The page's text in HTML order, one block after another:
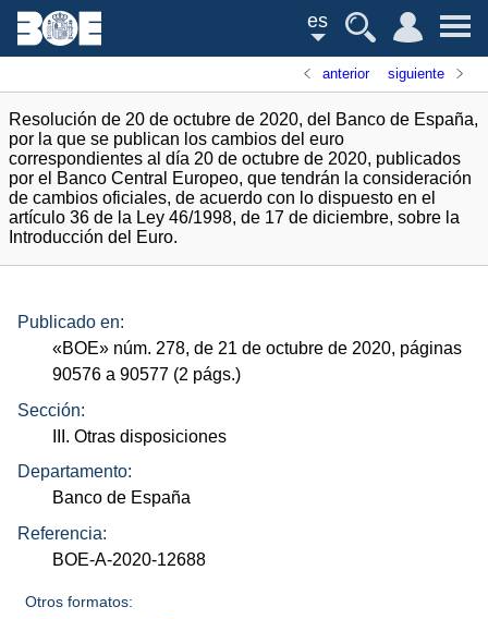
es
anterior siguiente
Resolución de 20 de octubre de 2020, del Banco de España,
por la que se publican los cambios del euro
correspondientes al día 20 de octubre de 2020, publicados
por el Banco Central Europeo, que tendrán la consideración
de cambios oficiales, de acuerdo con lo dispuesto en el
artículo 36 de la Ley 46/1998, de 17 de diciembre, sobre la
Introducción del Euro.
Publicado en:
«BOE» núm. 278, de 21 de octubre de 2020, páginas
90576 a 90577 (2 págs.)
Sección:
III. Otras disposiciones
Departamento:
Banco de España
Referencia:
BOE-A-2020-12688
Otros formatos: